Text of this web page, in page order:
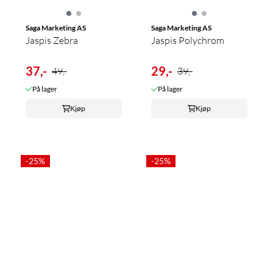
Saga Marketing AS
Jaspis Zebra
37,- 49,-
På lager
Kjøp
Saga Marketing AS
Jaspis Polychrom
29,- 39,-
På lager
Kjøp
-25% -25%